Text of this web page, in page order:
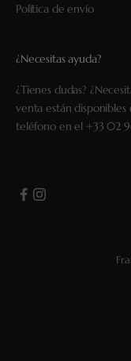
Política de envío
¿Necesitas ayuda?
¿Tienes dudas?
venta están
teléfono en el +33 02